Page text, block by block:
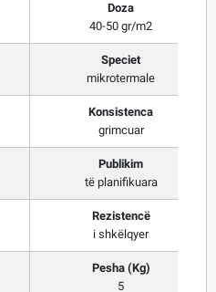
Doza
40-50 gr/m2
Speciet
mikrotermale
Konsistenca
grimcuar
Publikim
të planifikuara
Rezistencë
i shkëlqyer
Pesha (Kg)
5